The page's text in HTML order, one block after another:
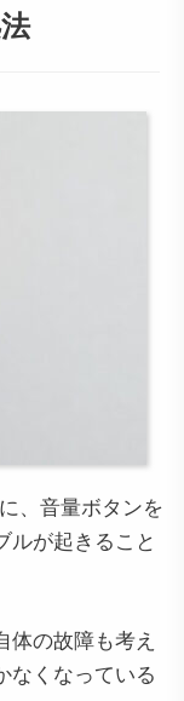
、音量ボタンを
ルが起きること
の故障も考え
なくなっている